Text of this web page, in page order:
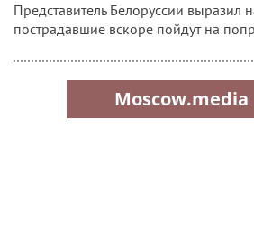
Представитель Белоруссии выразил
пострадавшие вскоре пойдут на
Moscow.media